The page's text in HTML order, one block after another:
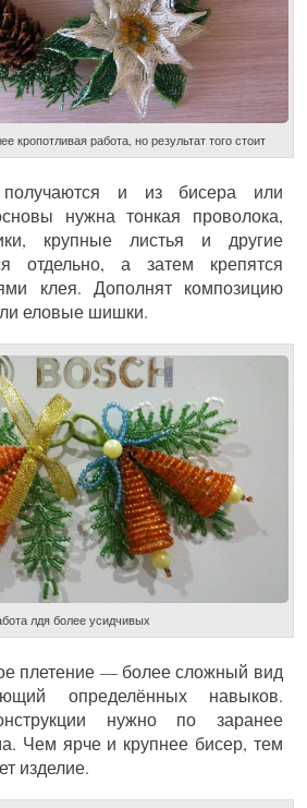
кропотливая работа, но результат того стоит
и из бисера или
нужна тонкая проволока,
крупные листья и другие
отдельно, а затем крепятся
клея. Дополнят композицию
еловые шишки.
лдя более усидчивых
плетение — более сложный вид
определённых навыков.
нужно по заранее
Чем ярче и крупнее бисер, тем
изделие.